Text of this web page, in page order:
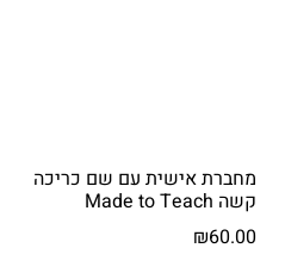
מחברת אישית עם שם כריכה
קשה Made to Teach
₪60.00